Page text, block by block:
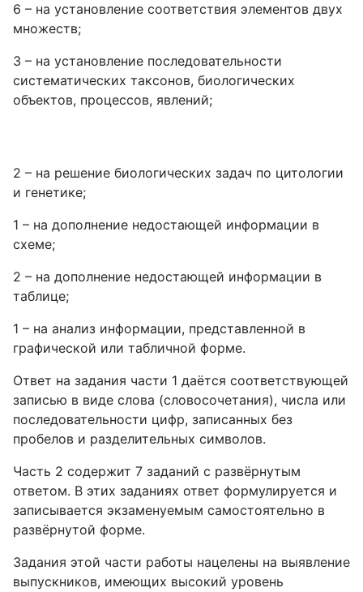
6 – на установление соответствия элементов двух
множеств;
3 – на установление последовательности
систематических таксонов, биологических
объектов, процессов, явлений;
2 – на решение биологических задач по цитологии
и генетике;
1 – на дополнение недостающей информации в
схеме;
2 – на дополнение недостающей информации в
таблице;
1 – на анализ информации, представленной в
графической или табличной форме.
Ответ на задания части 1 даётся соответствующей
записью в виде слова (словосочетания), числа или
последовательности цифр, записанных без
пробелов и разделительных символов.
Часть 2 содержит 7 заданий с развёрнутым
ответом. В этих заданиях ответ формулируется и
записывается экзаменуемым самостоятельно в
развёрнутой форме.
Задания этой части работы нацелены на выявление
выпускников, имеющих высокий уровень